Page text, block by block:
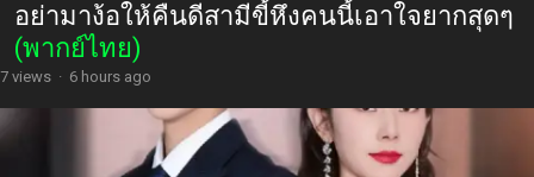
อย่ามาง้อให้คืนดีสามีขี้หึงคนนี้เอาใจยากสุดๆ
(พากย์ไทย)
7 views · 6 hours ago